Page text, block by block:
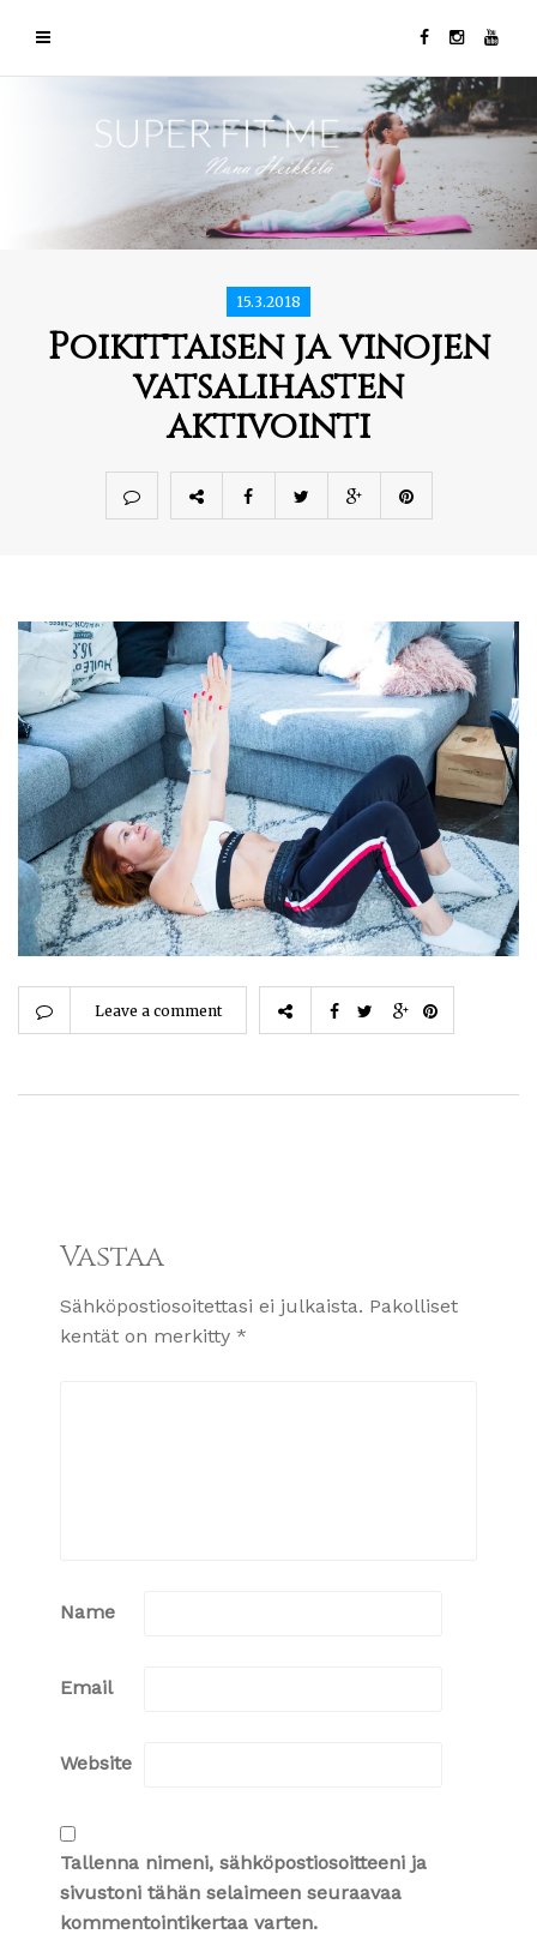
15.3.2018
Poikittaisen ja vinojen
vatsalihasten
aktivointi
Leave a comment
Vastaa
Sähköpostiosoitettasi ei julkaista. Pakolliset
kentät on merkitty *
Name
Email
Website
Tallenna nimeni, sähköpostiosoitteeni ja
sivustoni tähän selaimeen seuraavaa
kommentointikertaa varten.